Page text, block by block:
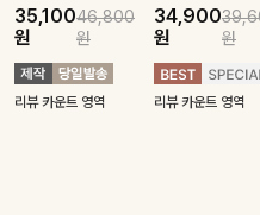
깔끔한 스트라이프
패턴에 링클프리!
💙플레어지는 롱한
기장감까지 완벽한
데일리 원피스:B
35,100
원
46,800
원
리뷰 카운트 영역
테일이 사랑스러운
블라우스-페미닌
하면서 여리한 무
드로 즐겨지는
ITEM
34,900
원
원
리뷰 카운트 영역